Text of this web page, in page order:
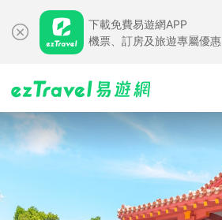
下載免費易遊網APP
機票、訂房及旅遊專屬優惠